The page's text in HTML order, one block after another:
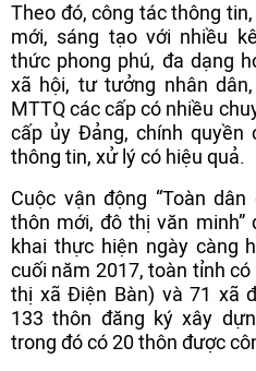
Theo đó, công tác thông
mới, sáng tạo với nhiều
thức phong phú, đa dạng
xã hội, tư tưởng nhân
MTTQ các cấp có nhiều
cấp ủy Đảng, chính
thông tin, xử lý có hiệu quả.
Cuộc vận động “Toàn
thôn mới, đô thị văn minh”
khai thực hiện ngày càng
cuối năm 2017, toàn tỉnh
thị xã Điện Bàn) và 71 xã
133 thôn đăng ký xây
trong đó có 20 thôn được